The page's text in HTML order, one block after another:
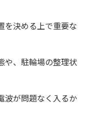
を決める上で重要な
や、駐輪場の整理状
波が問題なく入るか